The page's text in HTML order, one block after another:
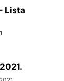
Lista